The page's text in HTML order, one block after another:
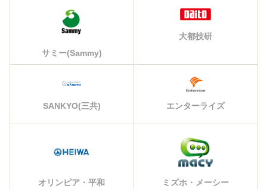
サミー(Sammy)
大都技研
SANKYO(三共) エンターライズ
オリンピア・平和 ミズホ・メーシー